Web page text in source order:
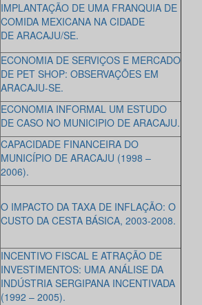
IMPLANTAÇÃO DE UMA FRANQUIA DE
COMIDA MEXICANA NA CIDADE
DE ARACAJU/SE.
ECONOMIA DE SERVIÇOS E MERCADO
DE PET SHOP: OBSERVAÇÕES EM
ARACAJU-SE.
ECONOMIA INFORMAL UM ESTUDO
DE CASO NO MUNICIPIO DE ARACAJU.
CAPACIDADE FINANCEIRA DO
MUNICÍPIO DE ARACAJU (1998 –
2006).
O IMPACTO DA TAXA DE INFLAÇÃO: O
CUSTO DA CESTA BÁSICA, 2003-2008.
INCENTIVO FISCAL E ATRAÇÃO DE
INVESTIMENTOS: UMA ANÁLISE DA
INDÚSTRIA SERGIPANA INCENTIVADA
(1992 – 2005).